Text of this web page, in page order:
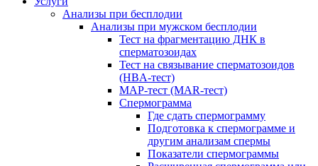
Анализы при бесплодии
Анализы при мужском бесплодии
Тест на фрагментацию ДНК в
сперматозоидах
Тест на связывание сперматозоидов
(HBA-тест)
МАР-тест (MAR-тест)
Спермограмма
Где сдать спермограмму
Подготовка к спермограмме и
другим анализам спермы
Показатели спермограммы